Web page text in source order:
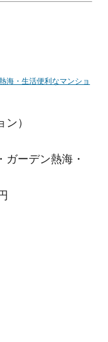
海・生活便利なマンショ
）
ガーデン熱海・